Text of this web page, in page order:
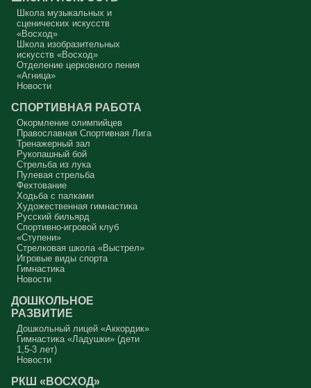
Аминь.
Протоиерей Андрей Алексеев
Школа музыкальных и
сценических искусств
«Восход»
Школа изобразительных
искусств «Восход»
Отделение церковного пения
«Агница»
Новости
СПОРТИВНАЯ РАБОТА
Окормление олимпийцев
Православная Спортивная Лига
Тренажерный зал
Рукопашный бой
Стрельба из лука
Пулевая стрельба
Фехтование
Ходьба с палками
Художественная гимнастика
Русский бильярд
Спортивно-игровой клуб
«Ступени»
Стрелковая школа «Выстрел»
Игровые виды спорта
Гимнастика
Новости
ДОШКОЛЬНОЕ
РАЗВИТИЕ
Дошкольный лицей «Аккордик»
Гимнастика «Ладушки» (дети
1,5-3 лет)
Новости
РКШ «ВОСХОД»